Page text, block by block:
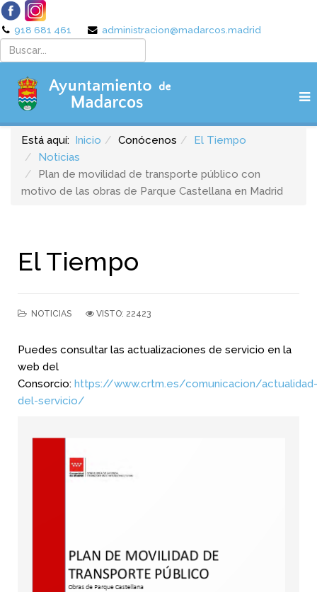
918 681 461 administracion@madarcos.madrid
Está aquí: Inicio Conócenos
El Tiempo
Noticias
Plan de movilidad de transporte público con
motivo de las obras de Parque Castellana en Madrid
El Tiempo
NOTICIAS VISTO: 22423
Puedes consultar las actualizaciones de servicio en la
web del
Consorcio: https://www.crtm.es/comunicacion/actualidad-
del-servicio/